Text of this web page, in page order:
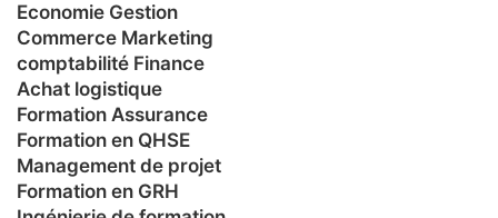
Economie Gestion
Commerce Marketing
comptabilité Finance
Achat logistique
Formation Assurance
Formation en QHSE
Management de projet
Formation en GRH